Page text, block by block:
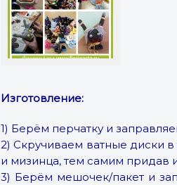
Изготовление:
1) Берём перчатку и
2) Скручиваем ватные диски в
и мизинца, тем самим придав
3) Берём мешочек/пакет и